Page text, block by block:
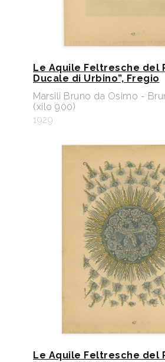
Le Aquile Feltresche del
Ducale di Urbino”, Fregio
Marsili Bruno da Osimo -
(xilo 900)
1929
Le Aquile Feltresche del